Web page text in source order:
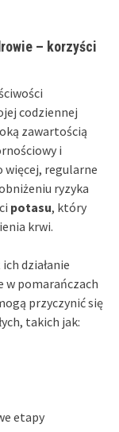
– korzyści
codziennej
zawartością
i
więcej, regularne
ryzyka
potasu, który
krwi.
działanie
w pomarańczach
przyczynić się
takich jak:
etapy